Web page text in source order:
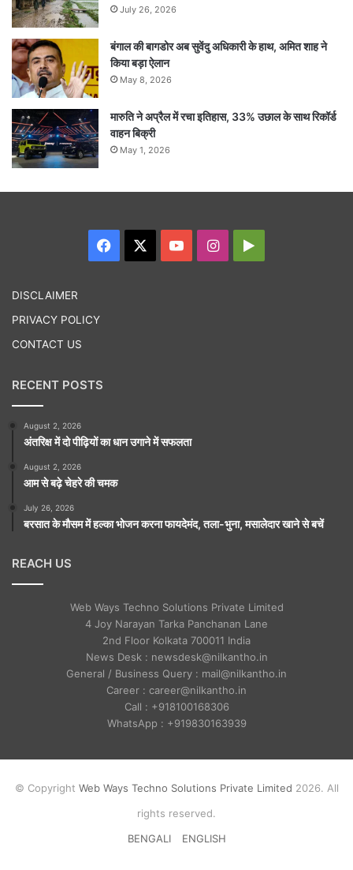
July 26, 2026
बंगाल की बागडोर अब सुवेंदु अधिकारी के हाथ, अमित शाह ने
किया बड़ा ऐलान
May 8, 2026
मारुति ने अप्रैल में रचा इतिहास, 33% उछाल के साथ रिकॉर्ड
वाहन बिक्री
May 1, 2026
Facebook YouTubeInstagram
DISCLAIMER
PRIVACY POLICY
CONTACT US
RECENT POSTS
August 2, 2026
अंतरिक्ष में दो पीढ़ियों का धान उगाने में सफलता
August 2, 2026
आम से बढ़े चेहरे की चमक
July 26, 2026
बरसात के मौसम में हल्का भोजन करना फायदेमंद, तला-भुना, मसालेदार खाने से बचें
REACH US
Web Ways Techno Solutions Private Limited
4 Joy Narayan Tarka Panchanan Lane
2nd Floor Kolkata 700011 India
News Desk : newsdesk@nilkantho.in
General / Business Query : mail@nilkantho.in
Career : career@nilkantho.in
Call : +918100168306
WhatsApp : +919830163939
© Copyright Web Ways Techno Solutions Private Limited 2026. All
rights reserved.
BENGALI
ENGLISH